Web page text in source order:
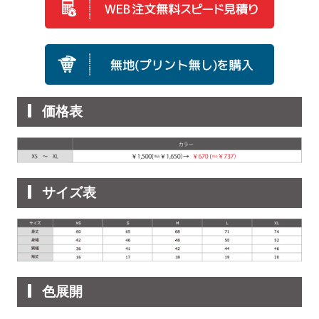
価格表
サイズ表
色展開